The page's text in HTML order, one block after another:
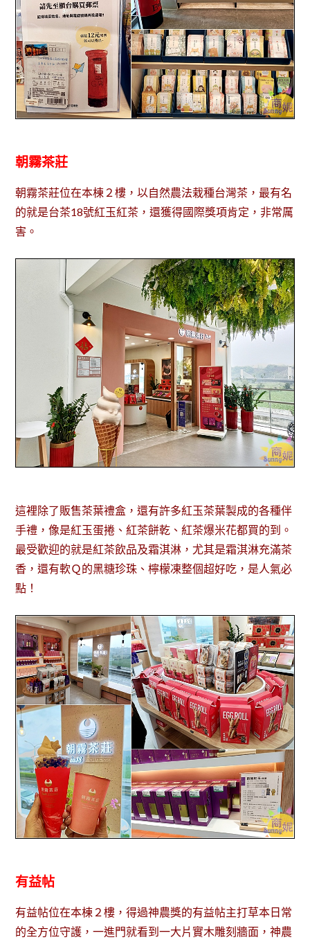
朝霧茶莊
朝霧茶莊位在本棟２樓，以自然農法栽種台灣茶，最有名
的就是台茶18號紅玉紅茶，還獲得國際獎項肯定，非常厲
害。
這裡除了販售茶葉禮盒，還有許多紅玉茶葉製成的各種伴
手禮，像是紅玉蛋捲、紅茶餅乾、紅茶爆米花都買的到。
最受歡迎的就是紅茶飲品及霜淇淋，尤其是霜淇淋充滿茶
香，還有軟Ｑ的黑糖珍珠、檸檬凍整個超好吃，是人氣必
點！
有益帖
有益帖位在本棟２樓，得過神農獎的有益帖主打草本日常
的全方位守護，一進門就看到一大片實木雕刻牆面，神農